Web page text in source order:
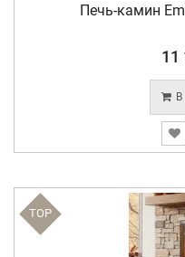
Печь-камин
11
TOP